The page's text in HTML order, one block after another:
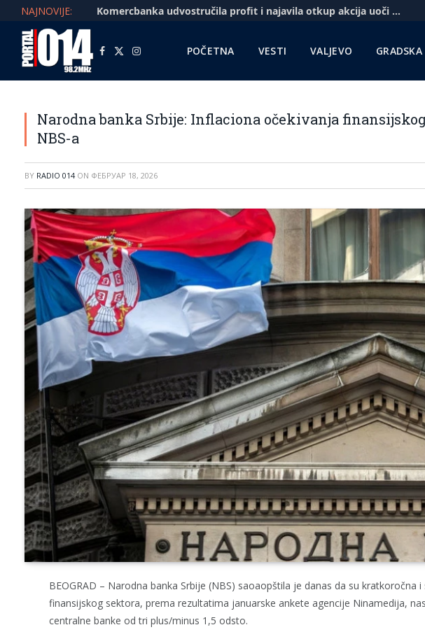
NAJNOVIJE: Komercbanka udvostručila profit i najavila otkup akcija uoči pregovora sa Unikreditom
Facebook
X
Instagram POČETNA VESTI VALJEVO
Narodna banka Srbije: Inflaciona očekivanja
NBS-a
BY RADIO 014 ON ФЕБРУАР 18, 2026
BEOGRAD – Narodna banka Srbije (NBS) saoaopštila je danas da su kratkoročna
finansijskog sektora, prema rezultatima januarske ankete agencije Ninamedija,
centralne banke od tri plus/minus 1,5 odsto.